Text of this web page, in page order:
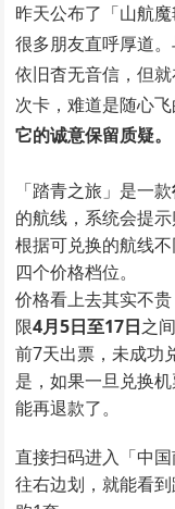
昨天公布了「山航
很多朋友直呼厚道
依旧杳无音信，但
次卡，难道是随心
它的诚意保留质疑。
「踏青之旅」是一款
的航线，系统会提
根据可兑换的航线
四个价格档位。
价格看上去其实不
限4月5日至17日之
前7天出票，未成功
是，如果一旦兑换
能再退款了。
直接扫码进入「中
往右边划，就能看